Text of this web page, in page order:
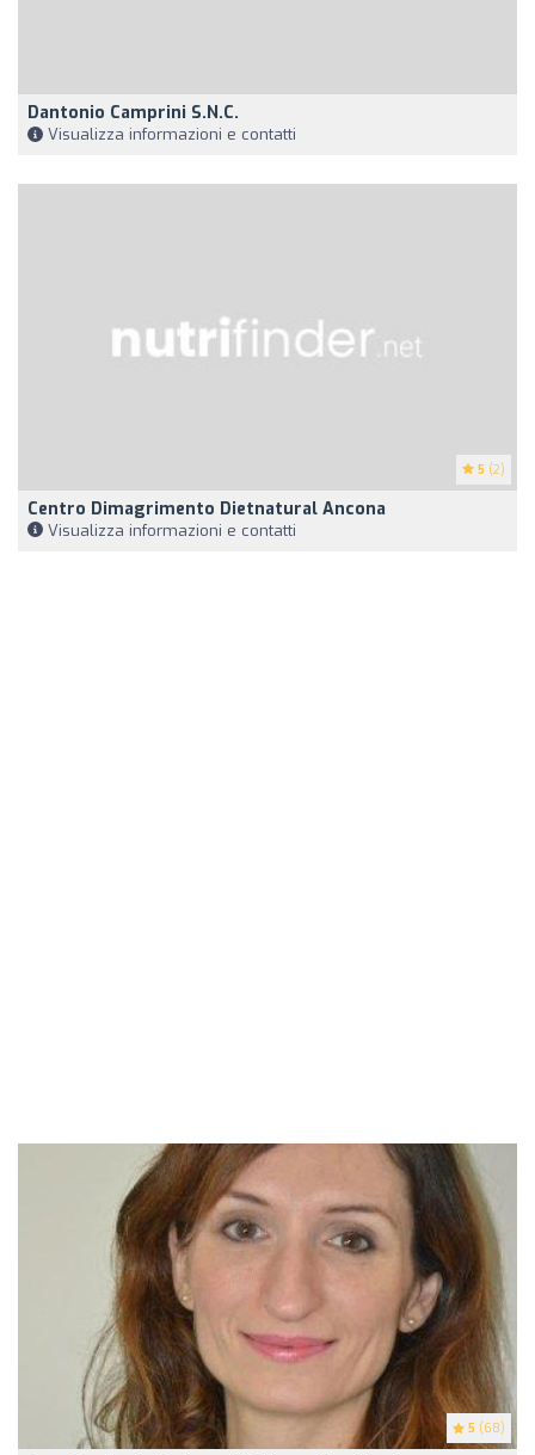
Dantonio Camprini S.N.C.
Visualizza informazioni e contatti
5 (2)
Centro Dimagrimento Dietnatural Ancona
Visualizza informazioni e contatti
5 (68)